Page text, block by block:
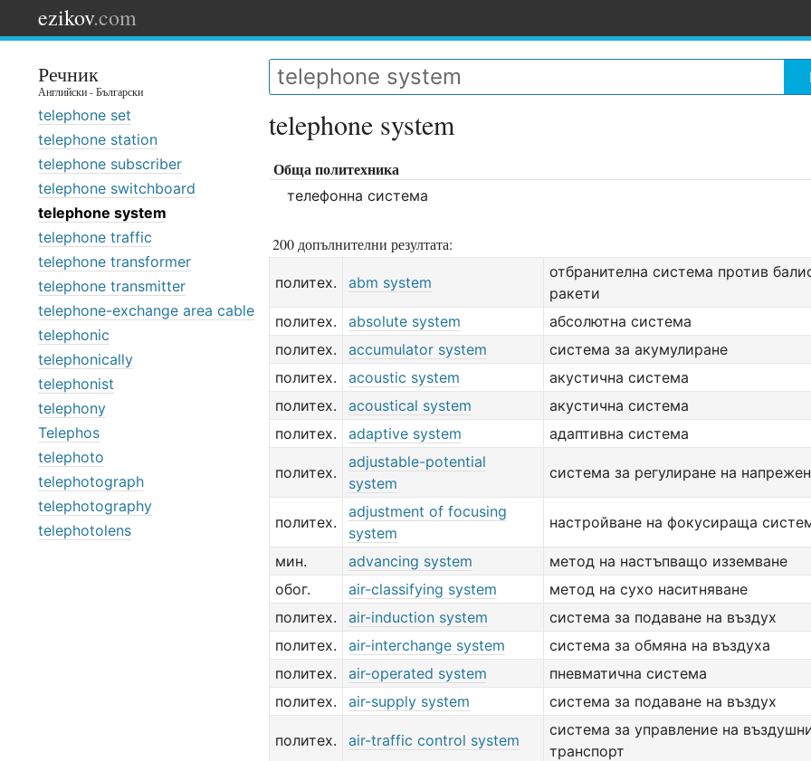
ezikov.com
Речник
Английски - Български
telephone set
telephone station
telephone subscriber
telephone switchboard
telephone system
telephone traffic
telephone transformer
telephone transmitter
telephone-exchange area cable
telephonic
telephonically
telephonist
telephony
Telephos
telephoto
telephotograph
telephotography
telephotolens
telephone system
Обща политехника
телефонна система
200 допълнителни резултата:
политех. abm system
отбранителна система против
ракети
политех.
absolute system
абсолютна система
политех.
accumulator system
система за акумулиране
политех.
acoustic system
акустична система
политех.
acoustical system
акустична система
политех.
adaptive system адаптивна система
политех.
adjustable-potential
system
система за регулиране на
политех.
adjustment of focusing
system
настройване на фокусираща
мин. advancing system
метод на настъпващо изземване
обог.
air-classifying system
метод на сухо наситняване
политех.
air-induction system
система за подаване на въздух
политех.
air-interchange system
система за обмяна на въздуха
политех.
air-operated system
пневматична система
политех.
air-supply system система за подаване на въздух
политех. air-traffic control system
система за управление на
транспорт